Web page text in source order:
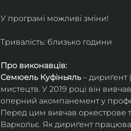
У програмі можливі зміни!
Тривалість: близько години
Про виконавців:
Семюель Куфіньяль – дириґент
мистецтв. У 2019 році він
оперний акомпанемент у
Перед цим вивчав оркестрове
Варкольє. Як дириґент